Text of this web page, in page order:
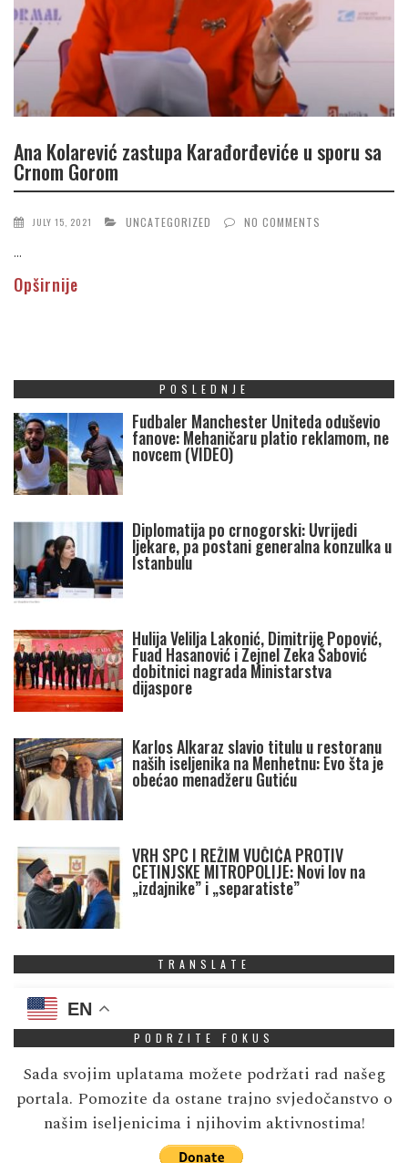
Ana Kolarević zastupa Karađorđeviće u sporu sa
Crnom Gorom
JULY 15, 2021 UNCATEGORIZED NO COMMENTS
...
Opširnije
POSLEDNJE
Fudbaler Manchester Uniteda oduševio
fanove: Mehaničaru platio reklamom, ne
novcem (VIDEO)
Diplomatija po crnogorski: Uvrijedi
ljekare, pa postani generalna konzulka u
Istanbulu
Hulija Velilja Lakonić, Dimitrije Popović,
Fuad Hasanović i Zejnel Zeka Šabović
dobitnici nagrada Ministarstva
dijaspore
Karlos Alkaraz slavio titulu u restoranu
naših iseljenika na Menhetnu: Evo šta je
obećao menadžeru Gutiću
VRH SPC I REŽIM VUČIĆA PROTIV
CETINJSKE MITROPOLIJE: Novi lov na
„izdajnike” i „separatiste”
TRANSLATE
EN
PODRZITE FOKUS
Sada svojim uplatama možete podržati rad našeg
portala. Pomozite da ostane trajno svjedočanstvo o
našim iseljenicima i njihovim aktivnostima!